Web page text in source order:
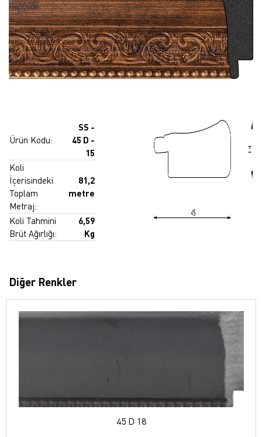
Ürün Kodu:
SS -
45 D -
15
Koli
İçerisindeki
Toplam
Metraj:
81,2
metre
Koli Tahmini
Brüt Ağırlığı:
6,59
Kg
Diğer Renkler
45 D 18